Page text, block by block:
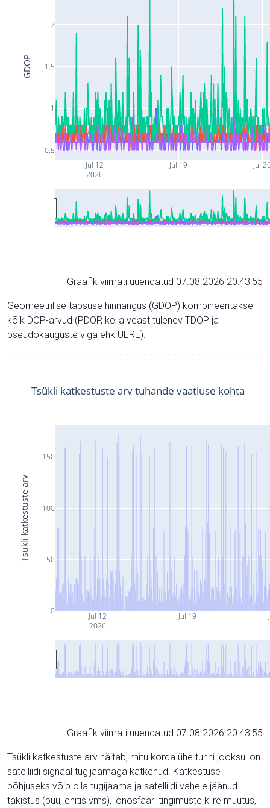
Jul 12
2026
Jul 19 Jul
0.5
1
1.5
2
GDOP
Graafik viimati uuendatud 07.08.2026 20:43:55
Geomeetrilise täpsuse hinnangus (GDOP) kombineeritakse
kõik DOP-arvud (PDOP, kella veast tulenev TDOP ja
pseudokauguste viga ehk UERE).
Jul 12
2026
Jul 19
0
50
100
150
Tsükli katkestuste arv tuhande vaatluse kohta
Tsükli katkestuste arv
Graafik viimati uuendatud 07.08.2026 20:43:55
Tsükli katkestuste arv näitab, mitu korda ühe tunni jooksul on
satelliidi signaal tugijaamaga katkenud. Katkestuse
põhjuseks võib olla tugijaama ja satelliidi vahele jäänud
takistus (puu, ehitis vms), ionosfääri tingimuste kiire muutus,